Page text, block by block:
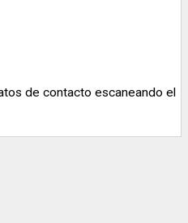
de contacto escaneando el